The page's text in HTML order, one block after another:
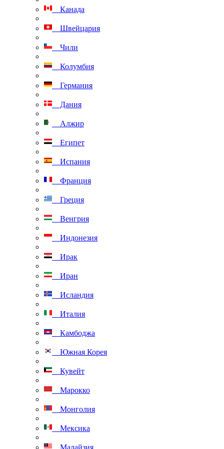
Канада
Швейцария
Чили
Колумбия
Германия
Дания
Алжир
Египет
Испания
Франция
Греция
Венгрия
Индонезия
Ирак
Иран
Исландия
Италия
Камбоджа
Южная Корея
Кувейт
Марокко
Монголия
Мексика
Малайзия